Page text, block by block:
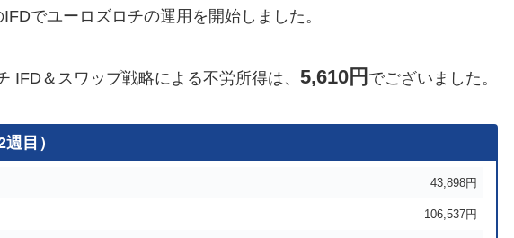
でユーロズロチの運用を開始しました。
IFD＆スワップ戦略による不労所得は、 5,610円 でございました。
目）
43,898円
106,537円